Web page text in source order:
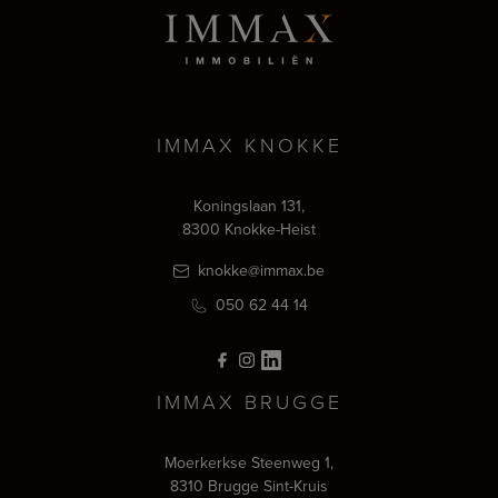
IMMAX KNOKKE
Koningslaan 131,
8300 Knokke-Heist
knokke@immax.be
050 62 44 14
IMMAX BRUGGE
Moerkerkse Steenweg 1,
8310 Brugge Sint-Kruis